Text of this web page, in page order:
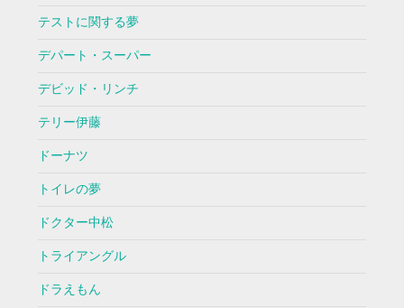
テストに関する夢
デパート・スーパー
デビッド・リンチ
テリー伊藤
ドーナツ
トイレの夢
ドクター中松
トライアングル
ドラえもん